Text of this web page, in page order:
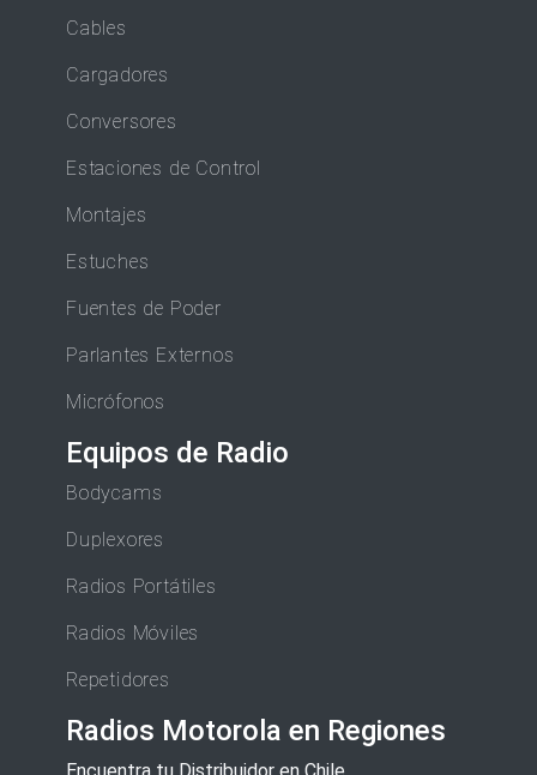
Cables
Cargadores
Conversores
Estaciones de Control
Montajes
Estuches
Fuentes de Poder
Parlantes Externos
Micrófonos
Equipos de Radio
Bodycams
Duplexores
Radios Portátiles
Radios Móviles
Repetidores
Radios Motorola en Regiones